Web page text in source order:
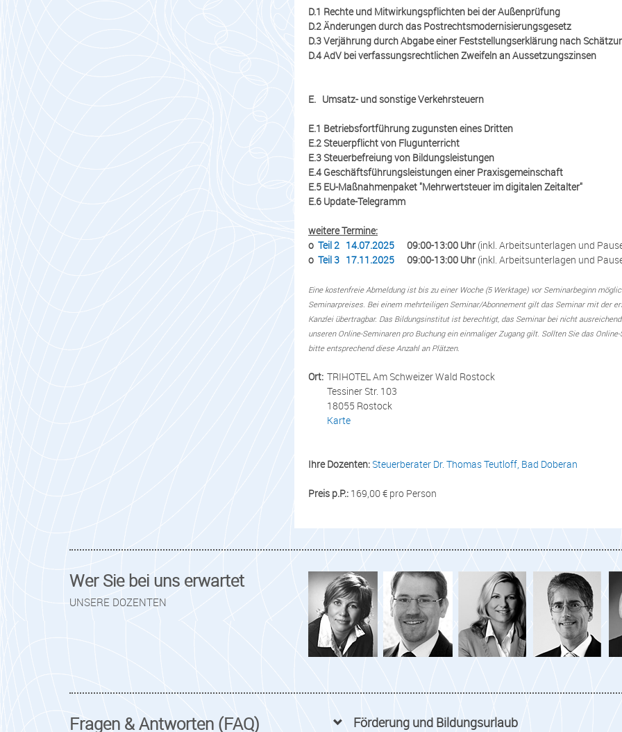
D.1 Rechte und Mitwirkungspflichten bei der Außenprüfung
D.2 Änderungen durch das Postrechtsmodernisierungsgesetz
D.3 Verjährung durch Abgabe einer Feststellungserklärung nach
D.4 AdV bei verfassungsrechtlichen Zweifeln an Aussetzungszinsen
E. Umsatz- und sonstige Verkehrsteuern
E.1 Betriebsfortführung zugunsten eines Dritten
E.2 Steuerpflicht von Flugunterricht
E.3 Steuerbefreiung von Bildungsleistungen
E.4 Geschäftsführungsleistungen einer Praxisgemeinschaft
E.5 EU-Maßnahmenpaket "Mehrwertsteuer im digitalen Zeitalter"
E.6 Update-Telegramm
weitere Termine:
o Teil 2 14.07.2025 09:00-13:00 Uhr (inkl. Arbeitsunterlagen und
o Teil 3 17.11.2025 09:00-13:00 Uhr (inkl. Arbeitsunterlagen und
Eine kostenfreie Abmeldung ist bis zu einer Woche (5 Werktage) vor Seminarbeginn
Seminarpreises. Bei einem mehrteiligen Seminar/Abonnement gilt das Seminar mit der
Kanzlei übertragbar. Das Bildungsinstitut ist berechtigt, das Seminar bei nicht
unseren Online-Seminaren pro Buchung ein einmaliger Zugang gilt. Sollten Sie das
bitte entsprechend diese Anzahl an Plätzen.
Ort: TRIHOTEL Am Schweizer Wald Rostock
Tessiner Str. 103
18055 Rostock
Karte
Ihre Dozenten: Steuerberater Dr. Thomas Teutloff, Bad Doberan
Preis p.P.: 169,00 € pro Person
Wer Sie bei uns erwartet
UNSERE DOZENTEN
Fragen & Antworten (FAQ) Förderung und Bildungsurlaub